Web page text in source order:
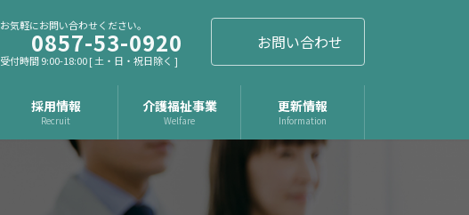
お気軽にお問い合わせください。
0857-53-0920
受付時間 9:00-18:00 [ 土・日・祝日除く ]
お問い合わせ
採用情報
Recruit
介護福祉事業
Welfare
更新情報
Information